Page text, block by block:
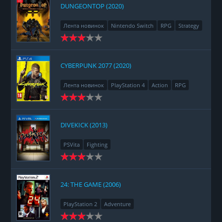
DUNGEONTOP (2020)
Лента новинок Nintendo Switch RPG Strategy
CYBERPUNK 2077 (2020)
Лента новинок PlayStation 4 Action
RPG
Racing
Adventure
DIVEKICK (2013)
PSVita Fighting
24: THE GAME (2006)
PlayStation 2 Adventure